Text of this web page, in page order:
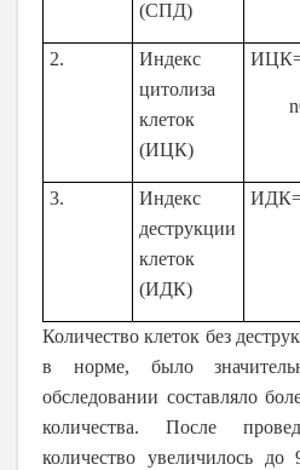
(СПД)
2.
Индекс
цитолиза
клеток
(ИЦК)
3.
Индекс
деструкции
клеток
(ИДК)
ИДК=
Количество клеток без
в норме, было
обследовании составляло
количества. После
количество увеличилось до